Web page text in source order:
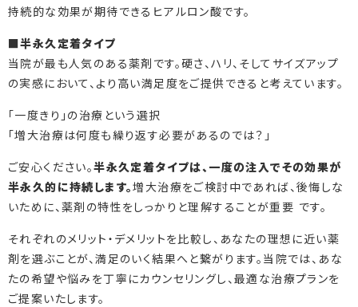
持続的な効果が期待できるヒアルロン酸です。
■半永久定着タイプ
当院が最も人気のある薬剤です。硬さ、ハリ、そしてサイズアップ
の実感において、より高い満足度をご提供できると考えています。
「一度きり」の治療という選択
「増大治療は何度も繰り返す必要があるのでは？」
ご安心ください。半永久定着タイプは、一度の注入でその効果が
半永久的に持続します。増大治療をご検討中であれば、後悔しな
いために、薬剤の特性をしっかりと理解することが重要 です。
それぞれのメリット・デメリットを比較し、あなたの理想に近い薬
剤を選ぶことが、満足のいく結果へと繋がります。当院では、あな
たの希望や悩みを丁寧にカウンセリングし、最適な治療プランを
ご提案いたします。